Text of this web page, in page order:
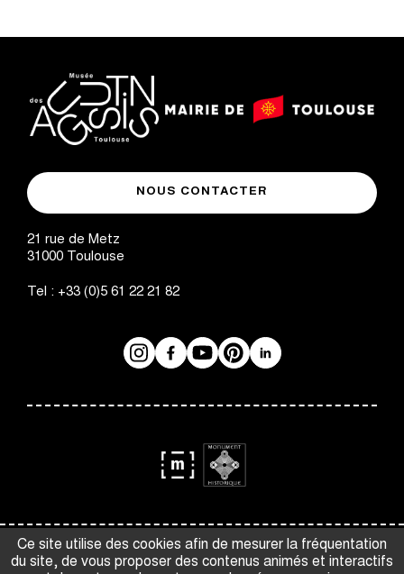
musée
des
de
NOUS CONTACTER
21 rue de Metz
31000 Toulouse
Tel : +33 (0)5 61 22 21 82
Réseaux
InstagramFacebookYouTubePinterestLinkedIn
Musée
de
France
Monument
Historique
Espace presse
Gestion des cookies
Crédits et mentions légales
CGV
Ce site utilise des cookies afin de mesurer la fréquentation
du site, de vous proposer des contenus animés et interactifs